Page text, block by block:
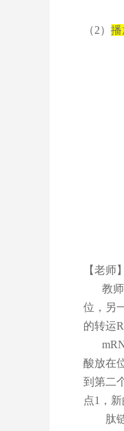
（2） 播
【老师
教
位，另
的转运
酸放在
到第二
点1，
肽链